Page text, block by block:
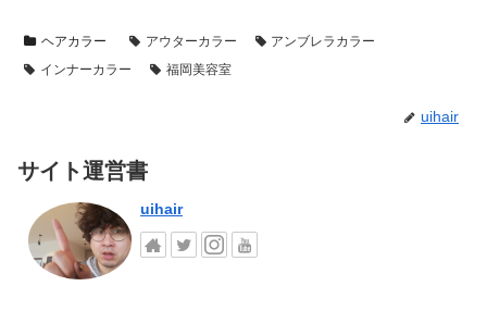
ヘアカラー アウターカラー
アンブレラカラー
インナーカラー
福岡美容室
uihair
サイト運営書
uihair